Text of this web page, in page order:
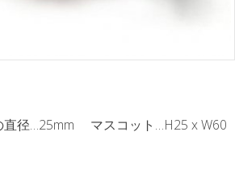
直径…25mm マスコット…H25 x W60